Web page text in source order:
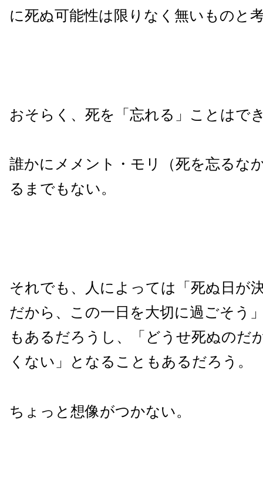
に死ぬ可能性は限りなく無いものと
おそらく、死を「忘れる」ことはで
誰かにメメント・モリ（死を忘るな
るまでもない。
それでも、人によっては「死ぬ日が
だから、この一日を大切に過ごそう
もあるだろうし、「どうせ死ぬのだ
くない」となることもあるだろう。
ちょっと想像がつかない。